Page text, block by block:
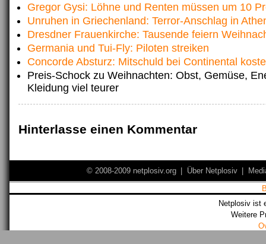
Gregor Gysi: Löhne und Renten müssen um 10
Unruhen in Griechenland: Terror-Anschlag in
Dresdner Frauenkirche: Tausende feiern
Germania und Tui-Fly: Piloten streiken
Concorde Absturz: Mitschuld bei Continental
Preis-Schock zu Weihnachten: Obst, Gemüse,
Kleidung viel teurer
Hinterlasse einen Kommentar
© 2008-2009 netplosiv.org Über Netplosiv
Netplosiv ist
Weitere